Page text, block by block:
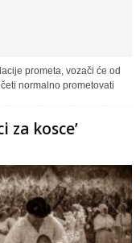
prometa, vozači će od
normalno prometovati
za kosce’